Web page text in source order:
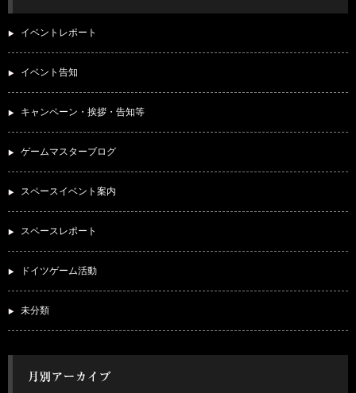
イベントレポート
イベント告知
キャンペーン・挨拶・告知等
ゲームマスターブログ
スペースイベント案内
スペースレポート
ドイツゲーム活動
未分類